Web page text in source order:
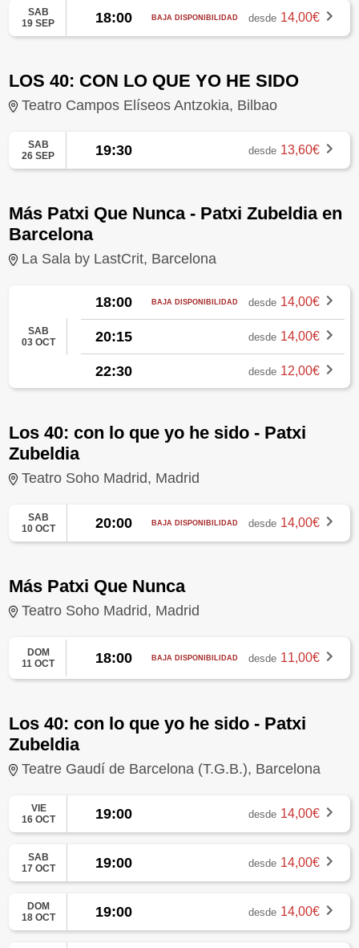
SAB
19 SEP
18:00 BAJA DISPONIBILIDAD desde 14,00€
LOS 40: CON LO QUE YO HE SIDO
Teatro Campos Elíseos Antzokia, Bilbao
SAB
26 SEP
19:30 desde 13,60€
Más Patxi Que Nunca - Patxi Zubeldia en
Barcelona
La Sala by LastCrit, Barcelona
SAB
03 OCT
18:00 BAJA DISPONIBILIDAD desde 14,00€
20:15 desde 14,00€
22:30 desde 12,00€
Los 40: con lo que yo he sido - Patxi
Zubeldia
Teatro Soho Madrid, Madrid
SAB
10 OCT
20:00 BAJA DISPONIBILIDAD desde 14,00€
Más Patxi Que Nunca
Teatro Soho Madrid, Madrid
DOM
11 OCT
18:00 BAJA DISPONIBILIDAD desde 11,00€
Los 40: con lo que yo he sido - Patxi
Zubeldia
Teatre Gaudí de Barcelona (T.G.B.), Barcelona
VIE
16 OCT
19:00 desde 14,00€
SAB
17 OCT
19:00 desde 14,00€
DOM
18 OCT
19:00 desde 14,00€